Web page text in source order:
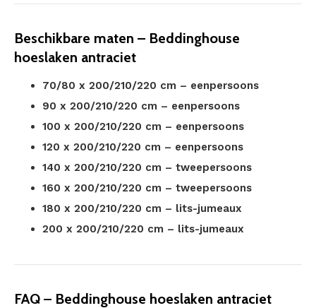
Beschikbare maten – Beddinghouse
hoeslaken antraciet
70/80 x 200/210/220 cm – eenpersoons
90 x 200/210/220 cm – eenpersoons
100 x 200/210/220 cm – eenpersoons
120 x 200/210/220 cm – eenpersoons
140 x 200/210/220 cm – tweepersoons
160 x 200/210/220 cm – tweepersoons
180 x 200/210/220 cm – lits-jumeaux
200 x 200/210/220 cm – lits-jumeaux
FAQ – Beddinghouse hoeslaken antraciet